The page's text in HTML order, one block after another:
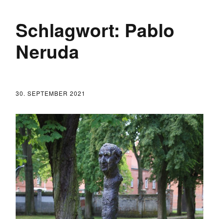
Schlagwort: Pablo
Neruda
30. SEPTEMBER 2021